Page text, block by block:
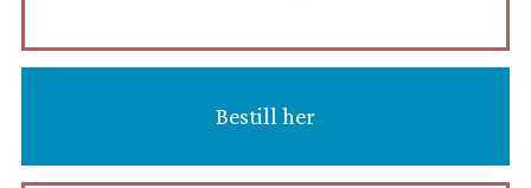
Bestill her